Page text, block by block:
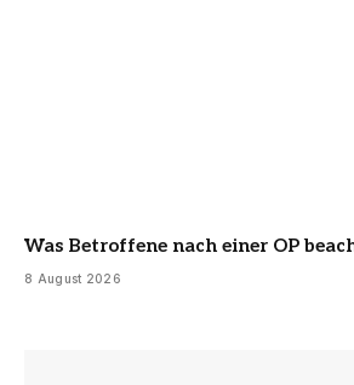
Was Betroffene nach einer OP
8 August 2026